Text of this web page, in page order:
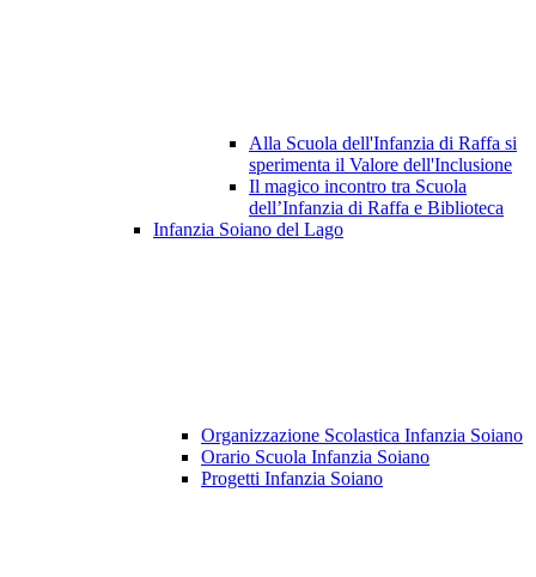
Alla Scuola dell'Infanzia di Raffa si
sperimenta il Valore dell'Inclusione
Il magico incontro tra Scuola
dell’Infanzia di Raffa e Biblioteca
Infanzia Soiano del Lago
Organizzazione Scolastica Infanzia Soiano
Orario Scuola Infanzia Soiano
Progetti Infanzia Soiano